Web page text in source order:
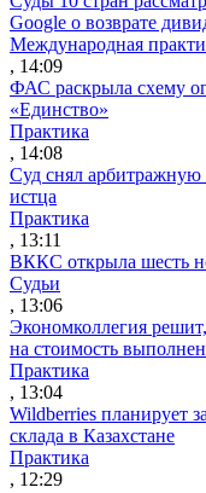
Google о возврате
Международная
, 14:09
ФАС раскрыла схему
«Единство»
Практика
, 14:08
Суд снял арбитражную
истца
Практика
, 13:11
ВККС открыла шесть
Судьи
, 13:06
Экономколлегия
на стоимость
Практика
, 13:04
Wildberries планирует
склада в Казахстане
Практика
, 12:29